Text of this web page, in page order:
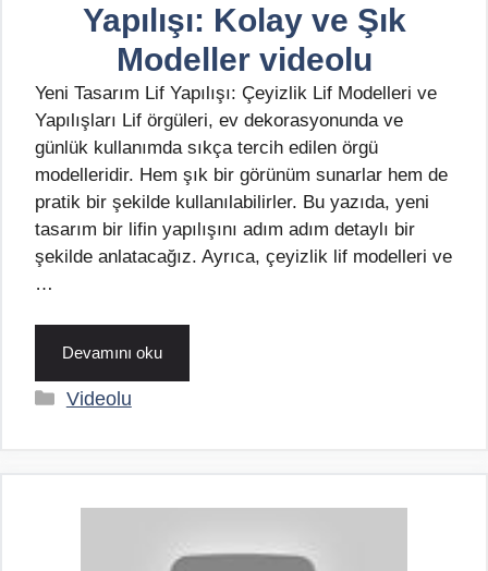
Yapılışı: Kolay ve Şık
Modeller videolu
Yeni Tasarım Lif Yapılışı: Çeyizlik Lif Modelleri ve
Yapılışları Lif örgüleri, ev dekorasyonunda ve
günlük kullanımda sıkça tercih edilen örgü
modelleridir. Hem şık bir görünüm sunarlar hem de
pratik bir şekilde kullanılabilirler. Bu yazıda, yeni
tasarım bir lifin yapılışını adım adım detaylı bir
şekilde anlatacağız. Ayrıca, çeyizlik lif modelleri ve
…
Devamını oku
Kategoriler
Videolu